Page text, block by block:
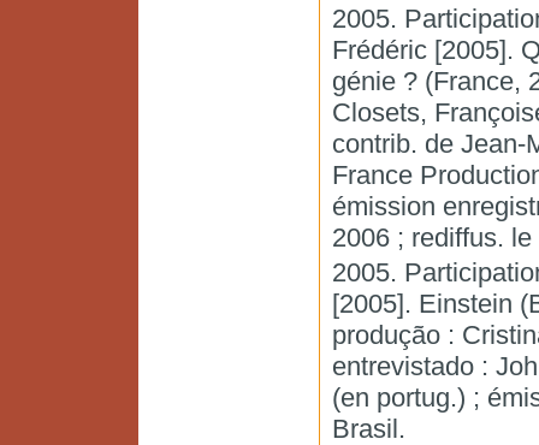
2005.
Frédéric [2005].
génie ? (France,
Closets,
contrib. de Jean-
France
émission
2006 ; rediffus.
2005.
[2005]. Einstein
produção :
entrevistado :
(en portug.) ;
Brasil.